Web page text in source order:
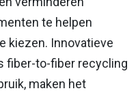
te helpen
kiezen. Innovatieve
fiber-to-fiber recycling
maken het